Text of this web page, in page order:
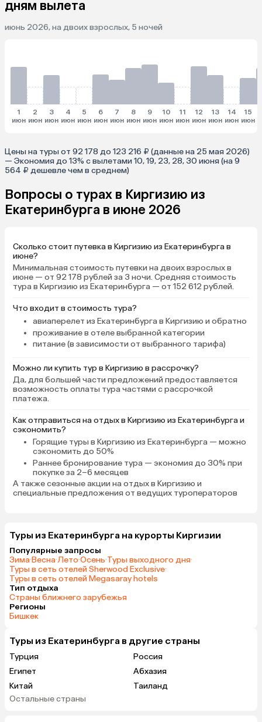
дням вылета
июнь 2026, на двоих взрослых, 5 ночей
1
июн
2
июн
3
июн
4
июн
5
июн
6
июн
7
июн
8
июн
9
июн
10
июн
11
июн
12
июн
13
июн
14
июн
15
июн
Цены на туры от 92 178 до 123 216 ₽ (данные на 25 мая 2026)
— Экономия до 13% с вылетами 10, 19, 23, 28, 30 июня (на 9
564 ₽ дешевле чем в среднем)
Вопросы о турах в Киргизию из
Екатеринбурга в июне 2026
Сколько стоит путевка в Киргизию из Екатеринбурга в
июне?
Минимальная стоимость путевки на двоих взрослых в
июне — от 92 178 рублей за 3 ночи. Средняя стоимость
тура в Киргизию из Екатеринбурга — от 152 612 рублей.
Что входит в стоимость тура?
авиаперелет из Екатеринбурга в Киргизию и обратно
проживание в отеле выбранной категории
питание (в зависимости от выбранного тарифа)
Можно ли купить тур в Киргизию в рассрочку?
Да, для большей части предложений предоставляется
возможность оплаты тура частями с рассрочкой
платежа.
Как отправиться на отдых в Киргизию из Екатеринбурга и
сэкономить?
Горящие туры в Киргизию из Екатеринбурга — можно
сэкономить до 50%
Раннее бронирование тура — экономия до 30% при
покупке за 2–6 месяцев
А такжесезонные акции на отдых в Киргизию и
специальные предложения от ведущих туроператоров
Туры из Екатеринбурга на курорты Киргизии
Популярные запросы
Зима·Весна·Лето·Осень·Туры выходного дня·
Туры в сеть отелей Sherwood Exclusive·
Туры в сеть отелей Megasaray hotels
Тип отдыха
Страны ближнего зарубежья
Регионы
Бишкек
Туры из Екатеринбурга в другие страны
Турция
Россия
Египет
Абхазия
Китай
Таиланд
Вьетнам
Остальные страны